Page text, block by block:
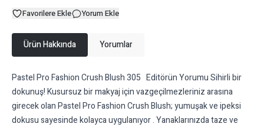
Favorilere Ekle Yorum Ekle
Ürün Hakkında Yorumlar
Pastel Pro Fashion Crush Blush 305 Editörün Yorumu Sihirli bir
dokunuş! Kusursuz bir makyaj için vazgeçilmezleriniz arasına
girecek olan Pastel Pro Fashion Crush Blush; yumuşak ve ipeksi
dokusu sayesinde kolayca uygulanıyor . Yanaklarınızda taze ve